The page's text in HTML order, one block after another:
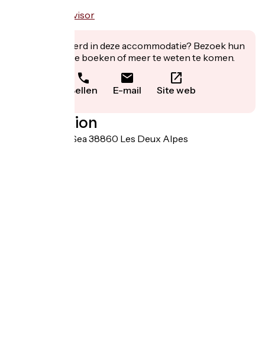
Geïnteresseerd in deze accommodatie? Bezoek hun
website om te boeken of meer te weten te komen.
Bellen E-mail Site web
Localisation
1 chemin de la Sea 38860 Les Deux Alpes